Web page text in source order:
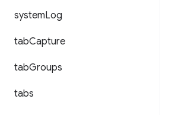
systemLog
tabCapture
tabGroups
tabs